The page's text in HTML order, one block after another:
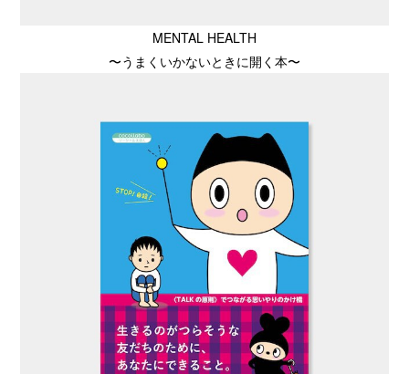
MENTAL HEALTH
〜うまくいかないときに開く本〜